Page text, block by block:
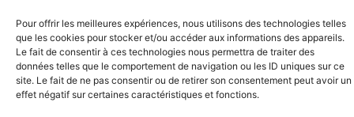
Pour offrir les meilleures expériences, nous utilisons des technologies telles
que les cookies pour stocker et/ou accéder aux informations des appareils.
Le fait de consentir à ces technologies nous permettra de traiter des
données telles que le comportement de navigation ou les ID uniques sur ce
site. Le fait de ne pas consentir ou de retirer son consentement peut avoir un
effet négatif sur certaines caractéristiques et fonctions.
Stripe
Stripe est un concurrent à Paypal qui permet
notamment de proposer des services de